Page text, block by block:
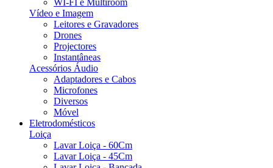
WI-FI e Multiroom
Vídeo e Imagem
Leitores e Gravadores
Drones
Projectores
Instantâneas
Acessórios Áudio
Adaptadores e Cabos
Microfones
Diversos
Móvel
Eletrodomésticos
Loiça
Lavar Loiça - 60Cm
Lavar Loiça - 45Cm